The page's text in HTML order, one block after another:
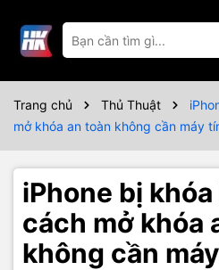
Trang chủ Thủ Thuật
mở khóa an toàn không cần máy
iPhone bị
cách mở khóa
không cần